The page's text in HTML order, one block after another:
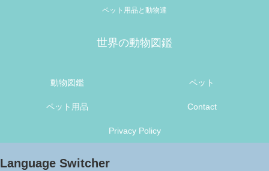
ペット用品と動物達
世界の動物図鑑
動物図鑑 ペット
ペット用品 Contact
Privacy Policy
Language Switcher